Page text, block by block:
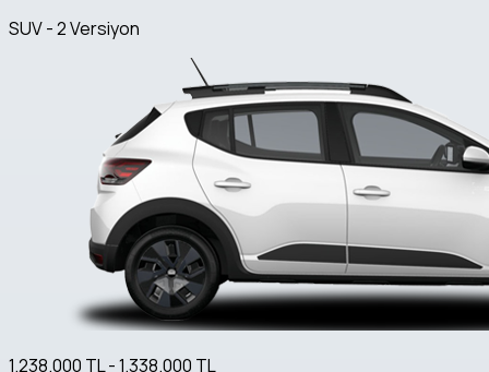
SUV - 2 Versiyon
1.238.000 TL - 1.338.000 TL